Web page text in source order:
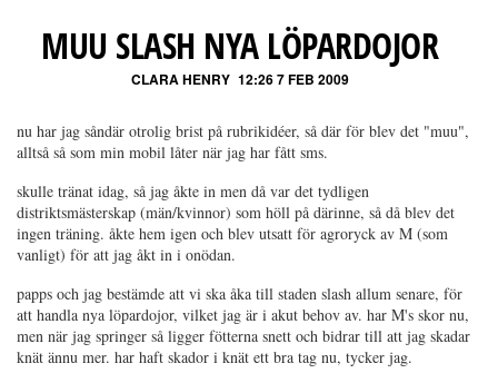
MUU SLASH NYA LÖPARDOJOR
CLARA HENRY 12:26 7 FEB 2009
nu har jag såndär otrolig brist på rubrikidéer, så där för blev det "muu",
alltså så som min mobil låter när jag har fått sms.
skulle tränat idag, så jag åkte in men då var det tydligen
distriktsmästerskap (män/kvinnor) som höll på därinne, så då blev det
ingen träning. åkte hem igen och blev utsatt för agroryck av M (som
vanligt) för att jag åkt in i onödan.
papps och jag bestämde att vi ska åka till staden slash allum senare, för
att handla nya löpardojor, vilket jag är i akut behov av. har M's skor nu,
men när jag springer så ligger fötterna snett och bidrar till att jag skadar
knät ännu mer. har haft skador i knät ett bra tag nu, tycker jag.